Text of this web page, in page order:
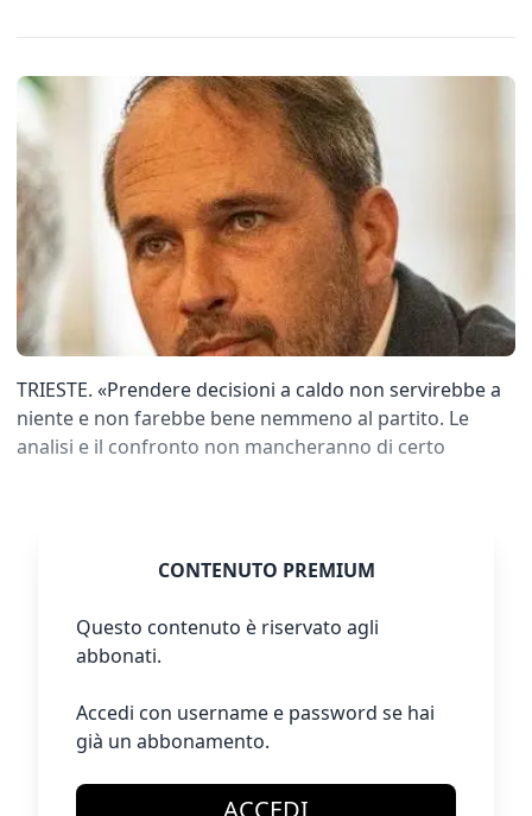
TRIESTE. «Prendere decisioni a caldo non servirebbe a
niente e non farebbe bene nemmeno al partito. Le
analisi e il confronto non mancheranno di certo
CONTENUTO PREMIUM
Questo contenuto è riservato agli
abbonati.
Accedi con username e password se hai
già un abbonamento.
ACCEDI